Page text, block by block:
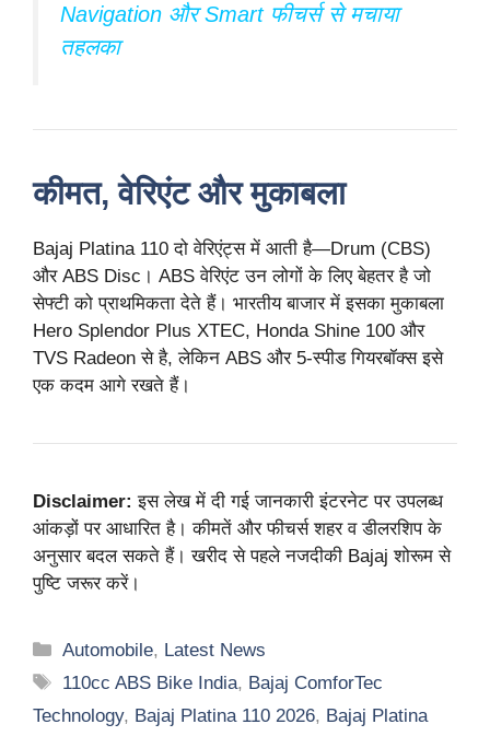
Navigation और Smart फीचर्स से मचाया
तहलका
कीमत, वेरिएंट और मुकाबला
Bajaj Platina 110 दो वेरिएंट्स में आती है—Drum (CBS)
और ABS Disc। ABS वेरिएंट उन लोगों के लिए बेहतर है जो
सेफ्टी को प्राथमिकता देते हैं। भारतीय बाजार में इसका मुकाबला
Hero Splendor Plus XTEC, Honda Shine 100 और
TVS Radeon से है, लेकिन ABS और 5-स्पीड गियरबॉक्स इसे
एक कदम आगे रखते हैं।
Disclaimer: इस लेख में दी गई जानकारी इंटरनेट पर उपलब्ध
आंकड़ों पर आधारित है। कीमतें और फीचर्स शहर व डीलरशिप के
अनुसार बदल सकते हैं। खरीद से पहले नजदीकी Bajaj शोरूम से
पुष्टि जरूर करें।
Categories
Automobile, Latest News
Tags
110cc ABS Bike India, Bajaj ComforTec
Technology, Bajaj Platina 110 2026, Bajaj Platina